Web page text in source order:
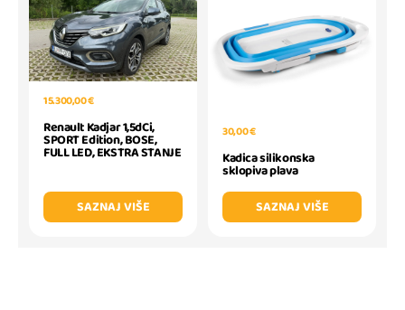
15.300,00 €
Renault Kadjar 1,5dCi,
SPORT Edition, BOSE,
FULL LED, EKSTRA STANJE
SAZNAJ VIŠE
30,00 €
Kadica silikonska
sklopiva plava
SAZNAJ VIŠE